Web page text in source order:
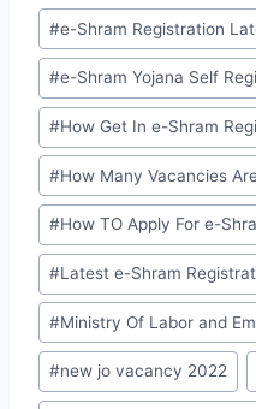
#e-Shram Registration
#e-Shram Yojana Self
#How Get In e-Shram
#How Many Vacancies
#How TO Apply For e-
#Latest e-Shram
#Ministry Of Labor and
#new jo vacancy 2022